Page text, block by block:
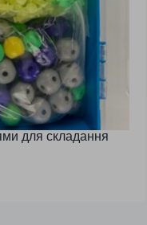
для складання